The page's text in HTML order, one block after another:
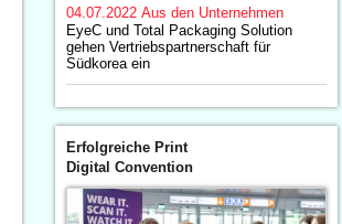
04.07.2022 Aus den Unternehmen
EyeC und Total Packaging Solution
gehen Vertriebspartnerschaft für
Südkorea ein
Erfolgreiche Print
Digital Convention